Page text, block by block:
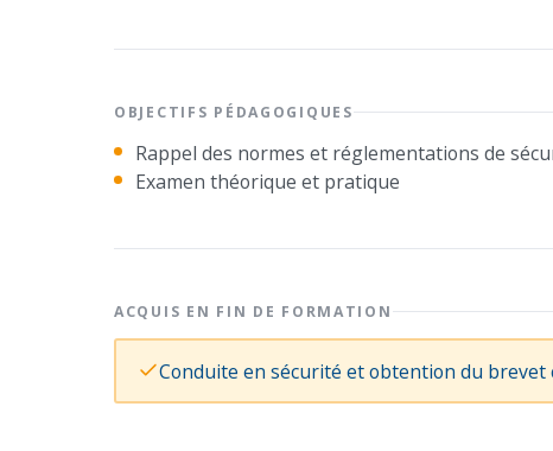
OBJECTIFS PÉDAGOGIQUES
Rappel des normes et réglementations de
Examen théorique et pratique
ACQUIS EN FIN DE FORMATION
Conduite en sécurité et obtention du